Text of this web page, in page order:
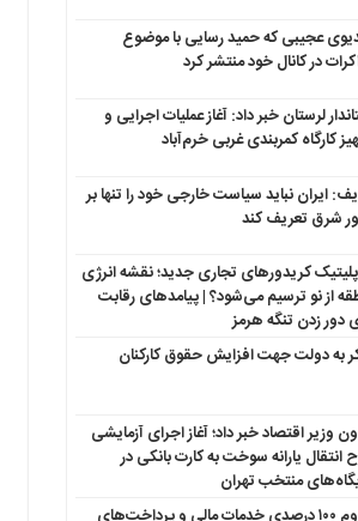
عجیبی که حمید رسایی با موضوع
در کانال خود منتشر کرد
لرستان خبر داد: آغاز عملیات اجرایی و
کارگاه کمربندی غربی خرم‌آباد
ایران نباید سیاست خارجی خود را تنها بر
شرق تعریف کند
کریدورهای تجاری جدید؛ نقشه انرژی
از نو ترسیم می‌شود؟ | پیامدهای رقابت
دور زدن تنگه هرمز
به دولت جهت افزایش حقوق کارکنان
وزیر اقتصاد خبر داد؛ آغاز اجرای آزمایشی
انتقال یارانه سوخت به کارت بانکی در
منتخب تهران